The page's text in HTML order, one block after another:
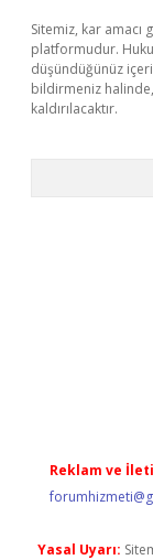
Sitemiz, kar amacı
platformudur.
düşündüğünüz
bildirmeniz
kaldırılacaktır.
Reklam ve
Yasal Uyarı: